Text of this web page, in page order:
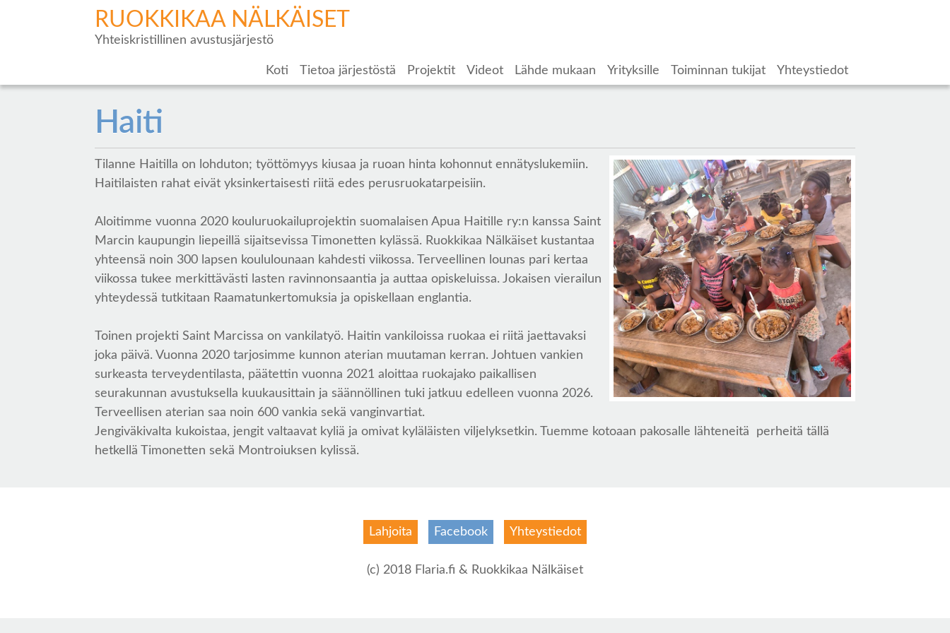
RUOKKIKAA NÄLKÄISET
Yhteiskristillinen avustusjärjestö
Koti Tietoa järjestöstä Projektit Videot Lähde mukaan Yrityksille Toiminnan tukijat Yhteystiedot
Haiti
Tilanne Haitilla on lohduton; työttömyys kiusaa ja ruoan hinta kohonnut ennätyslukemiin.
Haitilaisten rahat eivät yksinkertaisesti riitä edes perusruokatarpeisiin.
Aloitimme vuonna 2020 kouluruokailuprojektin suomalaisen Apua Haitille ry:n kanssa Saint
Marcin kaupungin liepeillä sijaitsevissa Timonetten kylässä. Ruokkikaa Nälkäiset kustantaa
yhteensä noin 300 lapsen koululounaan kahdesti viikossa. Terveellinen lounas pari kertaa
viikossa tukee merkittävästi lasten ravinnonsaantia ja auttaa opiskeluissa. Jokaisen vierailun
yhteydessä tutkitaan Raamatunkertomuksia ja opiskellaan englantia.
Toinen projekti Saint Marcissa on vankilatyö. Haitin vankiloissa ruokaa ei riitä jaettavaksi
joka päivä. Vuonna 2020 tarjosimme kunnon aterian muutaman kerran. Johtuen vankien
surkeasta terveydentilasta, päätettin vuonna 2021 aloittaa ruokajako paikallisen
seurakunnan avustuksella kuukausittain ja säännöllinen tuki jatkuu edelleen vuonna 2026.
Terveellisen aterian saa noin 600 vankia sekä vanginvartiat.
Jengiväkivalta kukoistaa, jengit valtaavat kyliä ja omivat kyläläisten viljelyksetkin. Tuemme kotoaan pakosalle lähteneitä perheitä tällä
hetkellä Timonetten sekä Montroiuksen kylissä.
Lahjoita Facebook Yhteystiedot
(c) 2018 Flaria.fi & Ruokkikaa Nälkäiset